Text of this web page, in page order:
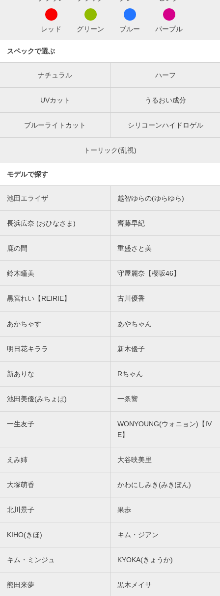
レッド グリーン ブルー パープル
スペックで選ぶ
ナチュラル ハーフ
UVカット うるおい成分
ブルーライトカット シリコーンハイドロゲル
トーリック(乱視)
モデルで探す
池田エライザ 越智ゆらの(ゆらゆら)
長浜広奈 (おひなさま) 齊藤早紀
鹿の間 重盛さと美
鈴木瞳美 守屋麗奈【櫻坂46】
黒宮れい【REIRIE】 古川優香
あかちゃす あやちゃん
明日花キララ 新木優子
新ありな Rちゃん
池田美優(みちょぱ) 一条響
一生友子
WONYOUNG(ウォニョン)【IV
E】
えみ姉 大谷映美里
大塚萌香 かわにしみき(みきぽん)
北川景子 果歩
KIHO(きほ) キム・ジアン
キム・ミンジュ KYOKA(きょうか)
熊田来夢 黒木メイサ